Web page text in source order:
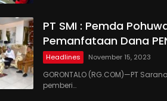
PT SMI : Pemda
Pemanfataan Dana
Headlines November 15, 2023
GORONTALO (RG.COM)—PT
pemberi…